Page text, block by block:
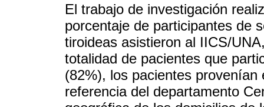
El trabajo de investigación
porcentaje de participantes de
tiroideas asistieron al IICS/
totalidad de pacientes que
(82%), los pacientes
referencia del departamento